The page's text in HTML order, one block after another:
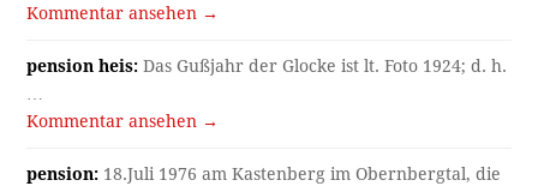
Kommentar ansehen →
pension heis: Das Gußjahr der Glocke ist lt. Foto 1924; d. h.
…
Kommentar ansehen →
pension: 18.Juli 1976 am Kastenberg im Obernbergtal, die